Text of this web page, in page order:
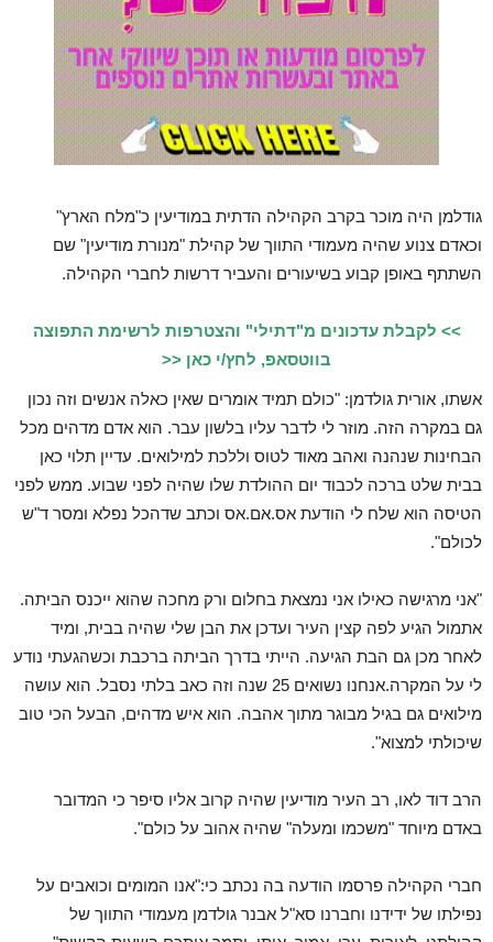
גודלמן היה מוכר בקרב הקהילה הדתית במודיעין כ"מלח הארץ"
וכאדם צנוע שהיה מעמודי התווך של קהילת "מנורת מודיעין" שם
השתתף באופן קבוע בשיעורים והעביר דרשות לחברי הקהילה.
>> לקבלת עדכונים מ"דתילי" והצטרפות לרשימת התפוצה
בווטסאפ, לחץ/י כאן <<
אשתו, אורית גולדמן: "כולם תמיד אומרים שאין כאלה אנשים וזה נכון
גם במקרה הזה. מוזר לי לדבר עליו בלשון עבר. הוא אדם מדהים מכל
הבחינות שנהנה ואהב מאוד לטוס וללכת למילואים. עדיין תלוי כאן
בבית שלט ברכה לכבוד יום ההולדת שלו שהיה לפני שבוע. ממש לפני
הטיסה הוא שלח לי הודעת אס.אם.אס וכתב שדהכל נפלא ומסר ד"ש
לכולם".
"אני מרגישה כאילו אני נמצאת בחלום ורק מחכה שהוא ייכנס הביתה.
אתמול הגיע לפה קצין העיר ועדכן את הבן שלי שהיה בבית, ומיד
לאחר מכן גם הבת הגיעה. הייתי בדרך הביתה ברכבת וכשהגעתי נודע
לי על המקרה.אנחנו נשואים 25 שנה וזה כאב בלתי נסבל. הוא עושה
מילואים גם בגיל מבוגר מתוך אהבה. הוא איש מדהים, הבעל הכי טוב
שיכולתי למצוא".
הרב דוד לאו, רב העיר מודיעין שהיה קרוב אליו סיפר כי המדובר
באדם מיוחד "משכמו ומעלה" שהיה אהוב על כולם".
חברי הקהילה פרסמו הודעה בה נכתב כי:"אנו המומים וכואבים על
נפילתו של ידידנו וחברנו סא"ל אבנר גולדמן מעמודי התווך של